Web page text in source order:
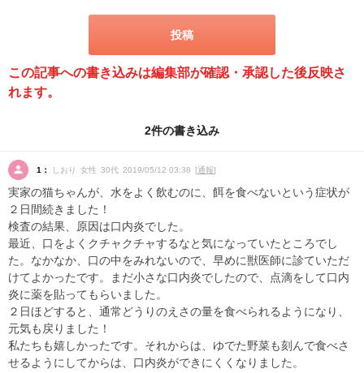
この記事への書き込みは編集部が確認・承認した後反映さ
れます。
2件の書き込み
1： しおり 女性 30代 2019/05/12 03:38 [通報]
実家の猫ちゃんが、水をよく飲むのに、餌を食べないという症状が
２日間続きました！
検査の結果、原因は口内炎でした。
最近、口をよくクチャクチャするなと気になっていたところでし
た。なかなか、口の中をみれないので、早めに獣医師に診ていただ
けてよかったです。まだ小さな口内炎でしたので、点滴をして口内
炎に薬を貼ってもらいました。
２日ほどすると、通常どうりのえさの量を食べられるようになり、
元気も戻りました！
私たちも嬉しかったです。それからは、ゆでた野菜も刻んで食べさ
せるようにしてからは、口内炎ができにくくなりました。